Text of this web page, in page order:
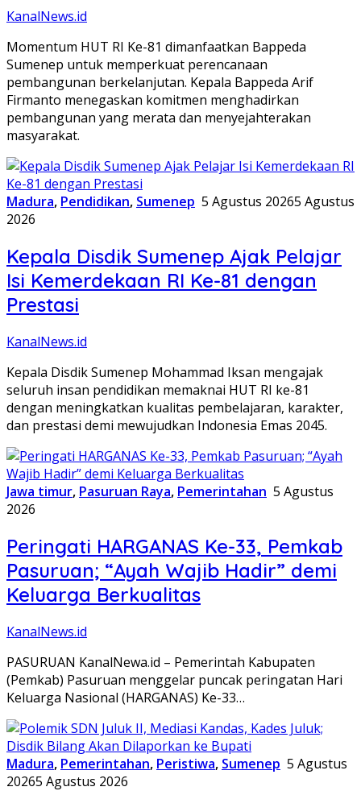
KanalNews.id
Momentum HUT RI Ke-81 dimanfaatkan Bappeda
Sumenep untuk memperkuat perencanaan
pembangunan berkelanjutan. Kepala Bappeda Arif
Firmanto menegaskan komitmen menghadirkan
pembangunan yang merata dan menyejahterakan
masyarakat.
Madura, Pendidikan, Sumenep 5 Agustus 20265 Agustus
2026
Kepala Disdik Sumenep Ajak Pelajar
Isi Kemerdekaan RI Ke-81 dengan
Prestasi
KanalNews.id
Kepala Disdik Sumenep Mohammad Iksan mengajak
seluruh insan pendidikan memaknai HUT RI ke-81
dengan meningkatkan kualitas pembelajaran, karakter,
dan prestasi demi mewujudkan Indonesia Emas 2045.
Jawa timur, Pasuruan Raya, Pemerintahan 5 Agustus
2026
Peringati HARGANAS Ke-33, Pemkab
Pasuruan; “Ayah Wajib Hadir” demi
Keluarga Berkualitas
KanalNews.id
PASURUAN KanalNewa.id – Pemerintah Kabupaten
(Pemkab) Pasuruan menggelar puncak peringatan Hari
Keluarga Nasional (HARGANAS) Ke-33…
Madura, Pemerintahan, Peristiwa, Sumenep 5 Agustus
20265 Agustus 2026